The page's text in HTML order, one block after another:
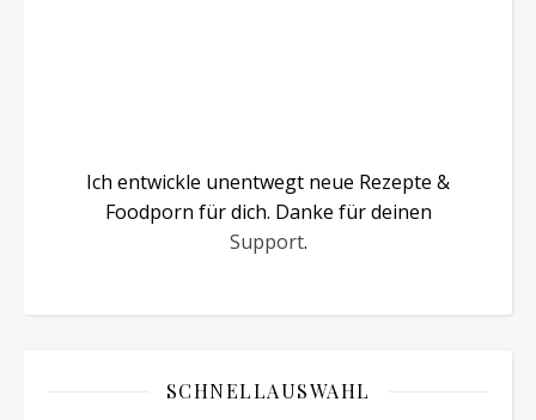
Ich entwickle unentwegt neue Rezepte &
Foodporn für dich. Danke für deinen
Support.
SCHNELLAUSWAHL